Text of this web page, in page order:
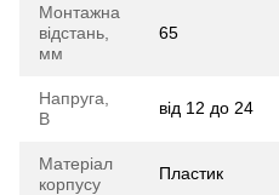
Монтажна
відстань,
мм
65
Напруга,
В
від 12 до 24
Матеріал
корпусу
Пластик